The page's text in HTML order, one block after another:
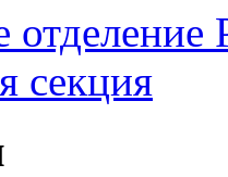
секция